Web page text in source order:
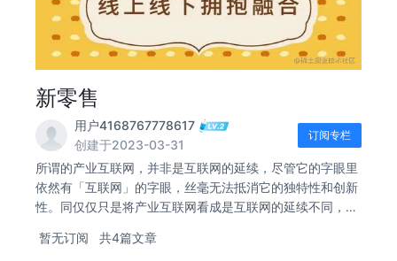
新零售
用户4168767778617
创建于2023-03-31
订阅专栏
所谓的产业互联网，并非是互联网的延续，尽管它的字眼里
依然有「互联网」的字眼，丝毫无法抵消它的独特性和创新
性。同仅仅只是将产业互联网看成是互联网的延续不同，我
产业互联网的阶段之后，我们将会看到诸多新产业的崛起，
暂无订阅 共4篇文章